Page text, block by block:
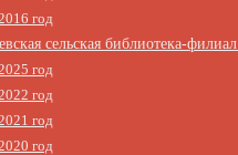
год
сельская библиотека-
год
год
год
год